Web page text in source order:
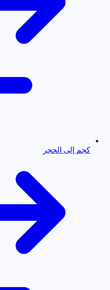
كجم إلى الحجر